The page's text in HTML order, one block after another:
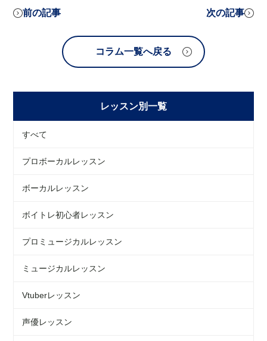
前の記事 次の記事
コラム一覧へ戻る
レッスン別一覧
すべて
プロボーカルレッスン
ボーカルレッスン
ボイトレ初心者レッスン
プロミュージカルレッスン
ミュージカルレッスン
Vtuberレッスン
声優レッスン